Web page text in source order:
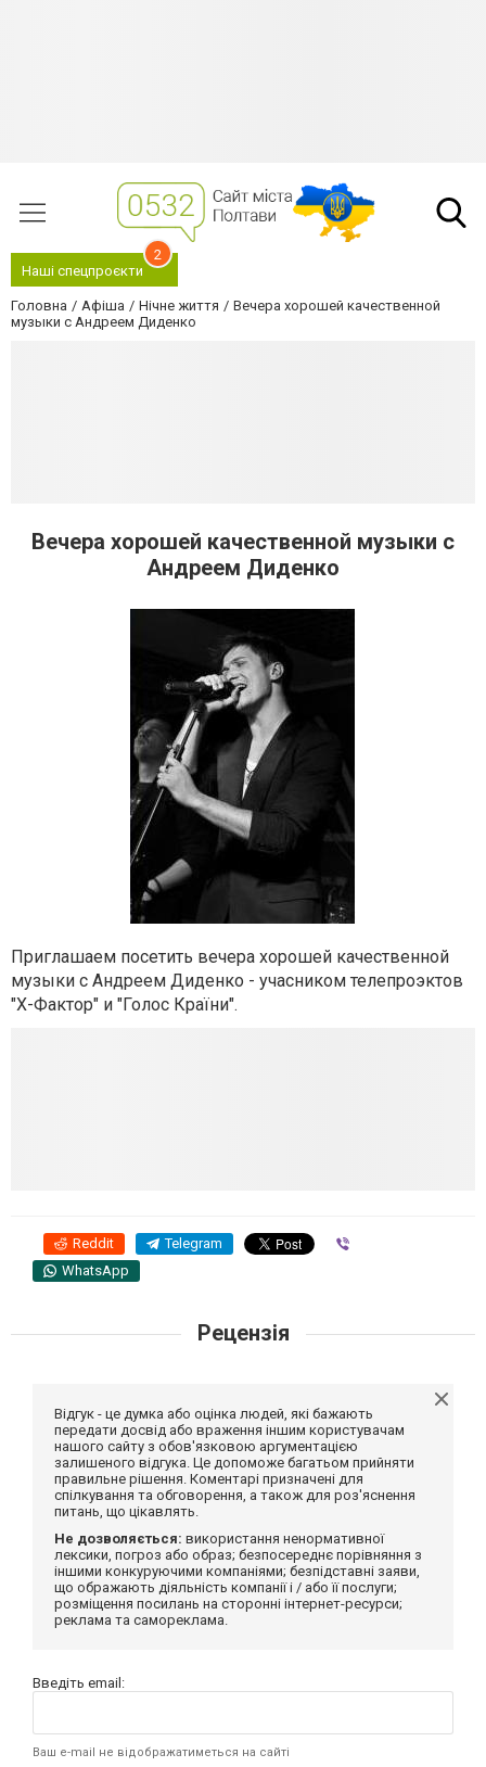
Наші спецпроєкти
2
Головна Афіша Нічне життя
Вечера хорошей качественной
музыки с Андреем Диденко
Вечера хорошей качественной музыки с
Андреем Диденко
Приглашаем посетить вечера хорошей качественной
музыки с Андреем Диденко - учасником телепроэктов
"Х-Фактор" и "Голос Країни".
Reddit Telegram
WhatsApp
Рецензія
Відгук - це думка або оцінка людей, які бажають
передати досвід або враження іншим користувачам
нашого сайту з обов'язковою аргументацією
залишеного відгука. Це допоможе багатьом прийняти
правильне рішення. Коментарі призначені для
спілкування та обговорення, а також для роз'яснення
питань, що цікавлять.
Не дозволяється: використання ненормативної
лексики, погроз або образ; безпосереднє порівняння з
іншими конкуруючими компаніями; безпідставні заяви,
що ображають діяльність компанії і / або її послуги;
розміщення посилань на сторонні інтернет-ресурси;
реклама та самореклама.
Введіть email:
Ваш e-mail не відображатиметься на сайті